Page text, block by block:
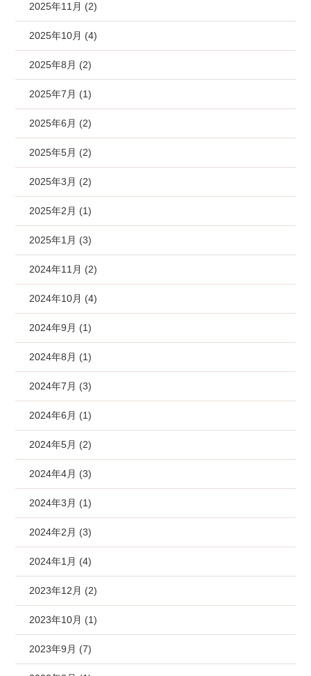
2025年11月 (2)
2025年10月 (4)
2025年8月 (2)
2025年7月 (1)
2025年6月 (2)
2025年5月 (2)
2025年3月 (2)
2025年2月 (1)
2025年1月 (3)
2024年11月 (2)
2024年10月 (4)
2024年9月 (1)
2024年8月 (1)
2024年7月 (3)
2024年6月 (1)
2024年5月 (2)
2024年4月 (3)
2024年3月 (1)
2024年2月 (3)
2024年1月 (4)
2023年12月 (2)
2023年10月 (1)
2023年9月 (7)